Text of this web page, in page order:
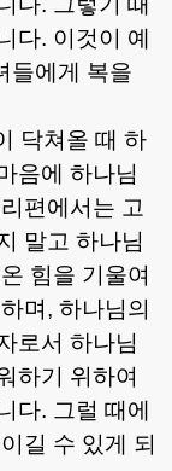
다. 이것이 예
들에게 복을
닥쳐올 때 하
음에 하나님
편에서는 고
말고 하나님
힘을 기울여
며 , 하나님의
로서 하나님
하기 위하여
다. 그럴 때에
길 수 있게 되